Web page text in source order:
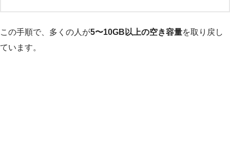
この手順で、多くの人が5〜10GB以上の空き容量を取り戻し
ています。